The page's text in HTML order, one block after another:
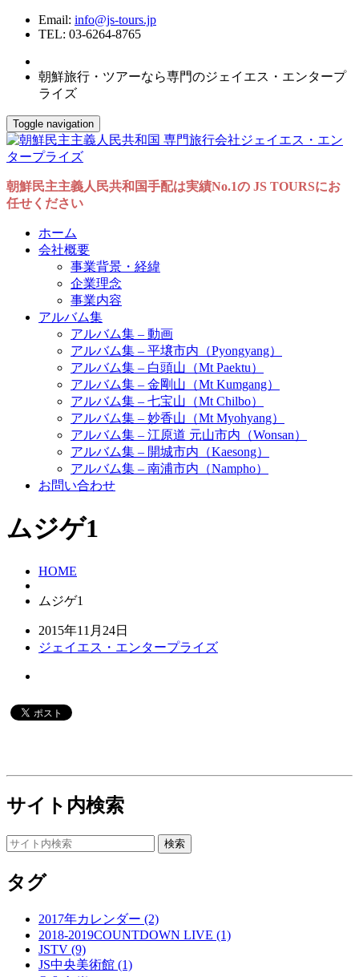
Email: info@js-tours.jp
TEL: 03-6264-8765
朝鮮旅行・ツアーなら専門のジェイエス・エンタープ
ライズ
Toggle navigation
朝鮮民主主義人民共和国手配は実績No.1の JS TOURSにお
任せください
ホーム
会社概要
事業背景・経緯
企業理念
事業内容
アルバム集
アルバム集 – 動画
アルバム集 – 平壌市内（Pyongyang）
アルバム集 – 白頭山（Mt Paektu）
アルバム集 – 金剛山（Mt Kumgang）
アルバム集 – 七宝山（Mt Chilbo）
アルバム集 – 妙香山（Mt Myohyang）
アルバム集 – 江原道 元山市内（Wonsan）
アルバム集 – 開城市内（Kaesong）
アルバム集 – 南浦市内（Nampho）
お問い合わせ
ムジゲ1
HOME
ムジゲ1
2015年11月24日
ジェイエス・エンタープライズ
サイト内検索
タグ
2017年カレンダー (2)
2018-2019COUNTDOWN LIVE (1)
JSTV (9)
JS中央美術館 (1)